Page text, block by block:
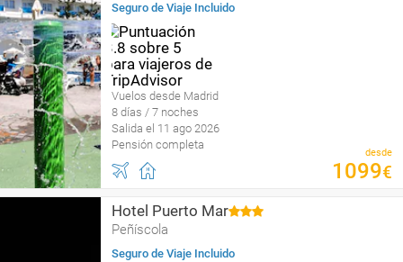
Seguro de Viaje Incluido
Vuelos desde Madrid
8 días / 7 noches
Salida el 11 ago 2026
Pensión completa
desde
1099€
Hotel Puerto Mar
Peñíscola
Seguro de Viaje Incluido